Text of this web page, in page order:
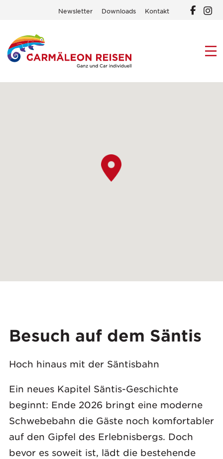
Newsletter Downloads Kontakt
Besuch auf dem Säntis
Hoch hinaus mit der Säntisbahn
Ein neues Kapitel Säntis-Geschichte
beginnt: Ende 2026 bringt eine moderne
Schwebebahn die Gäste noch komfortabler
auf den Gipfel des Erlebnisbergs. Doch
bevor es soweit ist, lädt die bestehende